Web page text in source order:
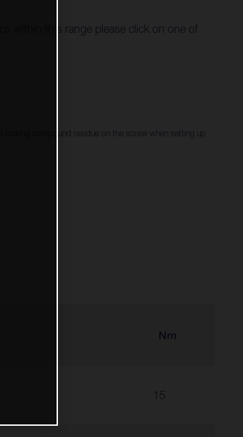
within this range please click on one of
compound residue on the screw when setting up
Nm
15